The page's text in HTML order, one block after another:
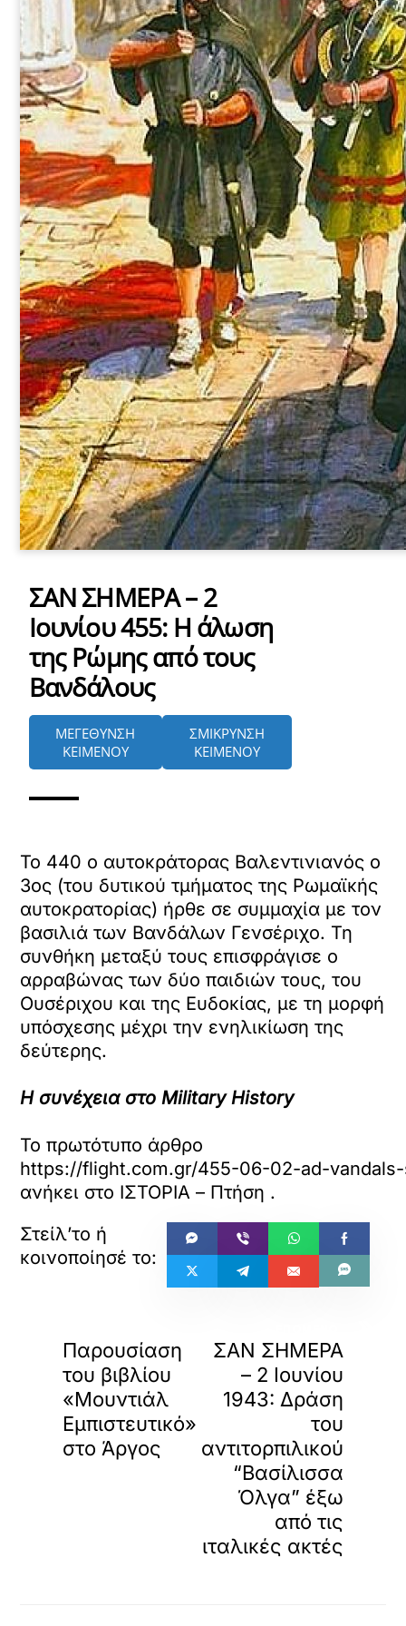
ΣΑΝ ΣΗΜΕΡΑ – 2
Ιουνίου 455: Η άλωση
της Ρώμης από τους
Βανδάλους
ΜΕΓΕΘΥΝΣΗ
ΚΕΙΜΕΝΟΥ
ΣΜΙΚΡΥΝΣΗ
ΚΕΙΜΕΝΟΥ
Το 440 ο αυτοκράτορας Βαλεντινιανός ο
3ος (του δυτικού τμήματος της Ρωμαϊκής
αυτοκρατορίας) ήρθε σε συμμαχία με τον
βασιλιά των Βανδάλων Γενσέριχο. Τη
συνθήκη μεταξύ τους επισφράγισε ο
αρραβώνας των δύο παιδιών τους, του
Ουσέριχου και της Ευδοκίας, με τη μορφή
υπόσχεσης μέχρι την ενηλικίωση της
δεύτερης.
Η συνέχεια στο Military History
Το πρωτότυπο άρθρο
https://flight.com.gr/455-06-02-ad-
ανήκει στο ΙΣΤΟΡΙΑ – Πτήση .
Παρουσίαση
του βιβλίου
«Μουντιάλ
Εμπιστευτικό»
στο Άργος
ΣΑΝ ΣΗΜΕΡΑ
– 2 Ιουνίου
1943: Δράση
του
αντιτορπιλικού
“Βασίλισσα
Όλγα” έξω
από τις
ιταλικές ακτές